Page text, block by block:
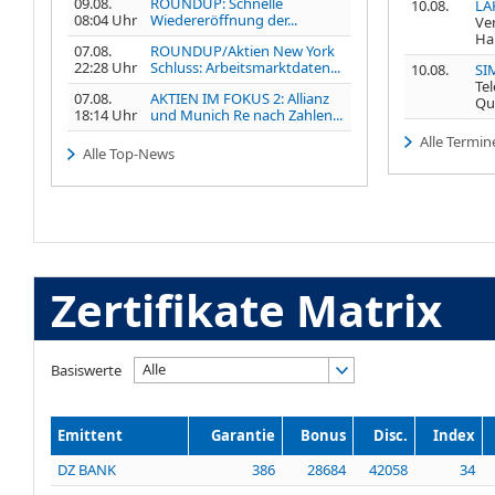
08:04 Uhr
Wiedereröffnung der...
07.08.
22:28 Uhr
ROUNDUP/Aktien New York
Schluss: Arbeitsmarktdaten...
07.08.
18:14 Uhr
AKTIEN IM FOKUS 2: Allianz
und Munich Re nach Zahlen...
Alle Top-News
10.08.
10.08.
Alle
Zertifikate Matrix
Basiswerte Alle
Emittent Garantie Bonus Disc.
Index
DZ BANK
386 28684 42058
34